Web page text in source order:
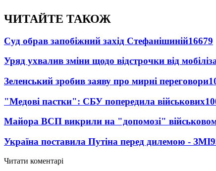
ЧИТАЙТЕ ТАКОЖ
Суд обрав запобіжний захід Стефанішиній16679
Уряд ухвалив зміни щодо відстрочки від
Зеленський зробив заяву про мирні переговори
"Медові пастки": СБУ попередила військових
Майора ВСП викрили на "допомозі"
Україна поставила Путіна перед дилемою - ЗМІ
Читати коментарі